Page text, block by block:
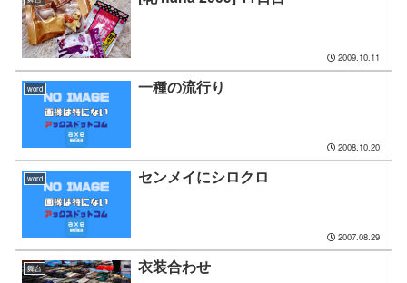
2009.10.11
word 一種の流行り
2008.10.20
word センメイにシロクロ
2007.08.29
舞台 衣装合わせ